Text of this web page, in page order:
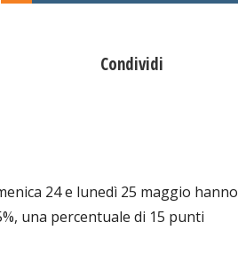
Condividi
24 e lunedì 25 maggio hanno
una percentuale di 15 punti